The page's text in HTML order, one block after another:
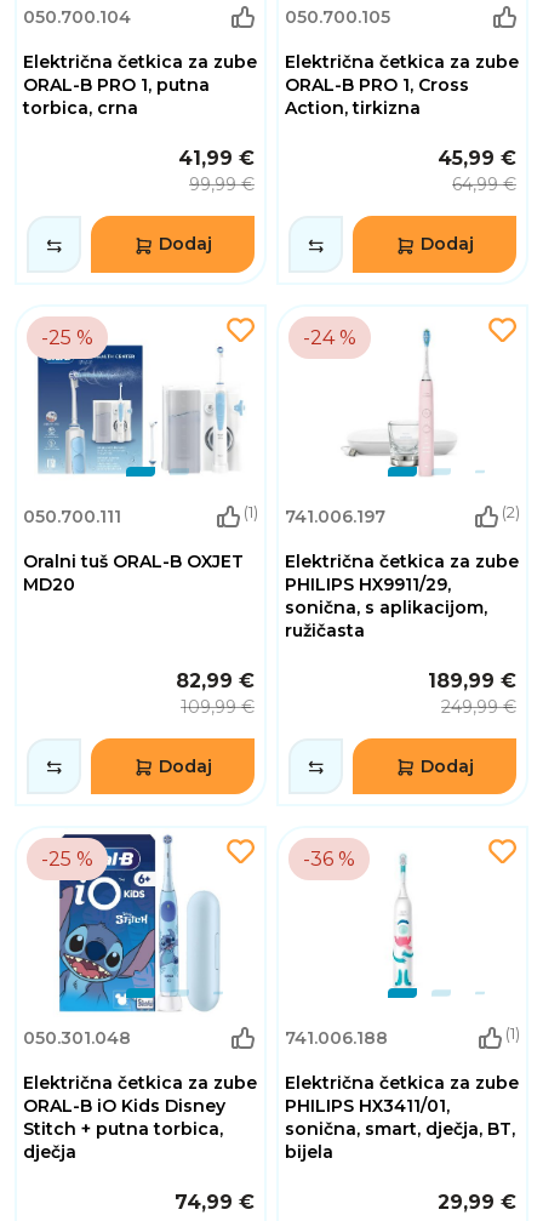
050.700.104
Električna četkica za zube
ORAL-B PRO 1, putna
torbica, crna
41,99 €
99,99 €
Dodaj
050.700.105
Električna četkica za zube
ORAL-B PRO 1, Cross
Action, tirkizna
45,99 €
64,99 €
Dodaj
-25 %
050.700.111 (1)
Oralni tuš ORAL-B OXJET
MD20
82,99 €
109,99 €
Dodaj
-24 %
741.006.197 (2)
Električna četkica za zube
PHILIPS HX9911/29,
sonična, s aplikacijom,
ružičasta
189,99 €
249,99 €
Dodaj
-25 %
050.301.048
Električna četkica za zube
ORAL-B iO Kids Disney
Stitch + putna torbica,
dječja
74,99 €
-36 %
741.006.188 (1)
Električna četkica za zube
PHILIPS HX3411/01,
sonična, smart, dječja, BT,
bijela
29,99 €